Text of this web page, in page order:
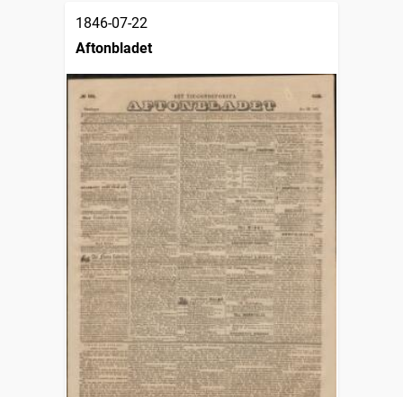
1846-07-22
Aftonbladet